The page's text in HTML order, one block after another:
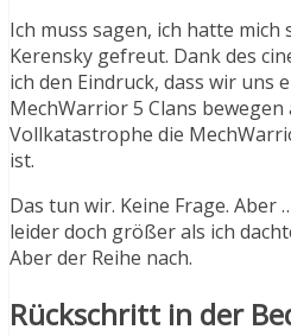
Ich muss sagen, ich hatte mich
Kerensky gefreut. Dank des
ich den Eindruck, dass wir uns
MechWarrior 5 Clans
Vollkatastrophe die
ist.
Das tun wir. Keine Frage. Aber
leider doch größer als ich
Aber der Reihe nach.
Rückschritt in der